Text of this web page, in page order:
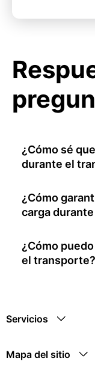
¿Cómo sé
durante el
¿Cómo
carga
¿Cómo
el transporte?
Servicios
Mapa del sitio